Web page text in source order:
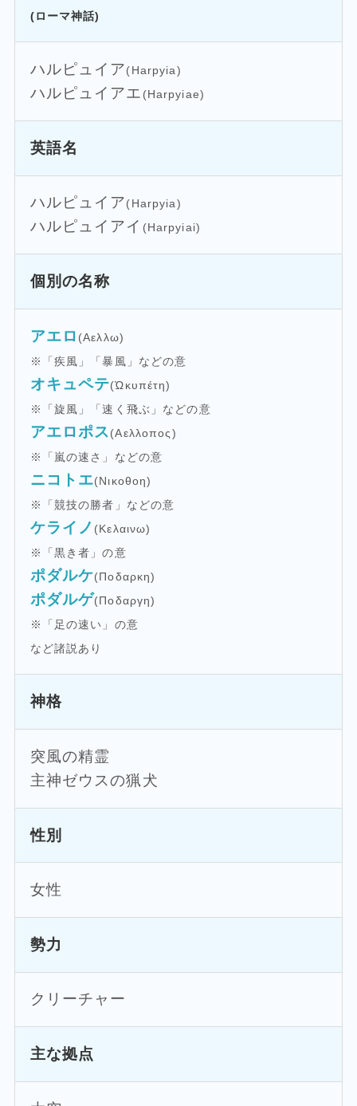
(ローマ神話)
ハルピュイア(Harpyia)
ハルピュイアエ (Harpyiae)
英語名
ハルピュイア(Harpyia)
ハルピュイアイ (Harpyiai)
個別の名称
アエロ (Αελλω)
※「疾風」「暴風」などの意
オキュペテ(Ὠκυπέτη)
※「旋風」「速く飛ぶ」などの意
アエロポス(Αελλοπος)
※「嵐の速さ」などの意
ニコトエ(Νικοθοη)
※「競技の勝者」などの意
ケライノ (Κελαινω)
※「黒き者」の意
ポダルケ(Ποδαρκη)
ポダルゲ(Ποδαργη)
※「足の速い」の意
など諸説あり
神格
突風の精霊
主神ゼウスの猟犬
性別
女性
勢力
クリーチャー
主な拠点